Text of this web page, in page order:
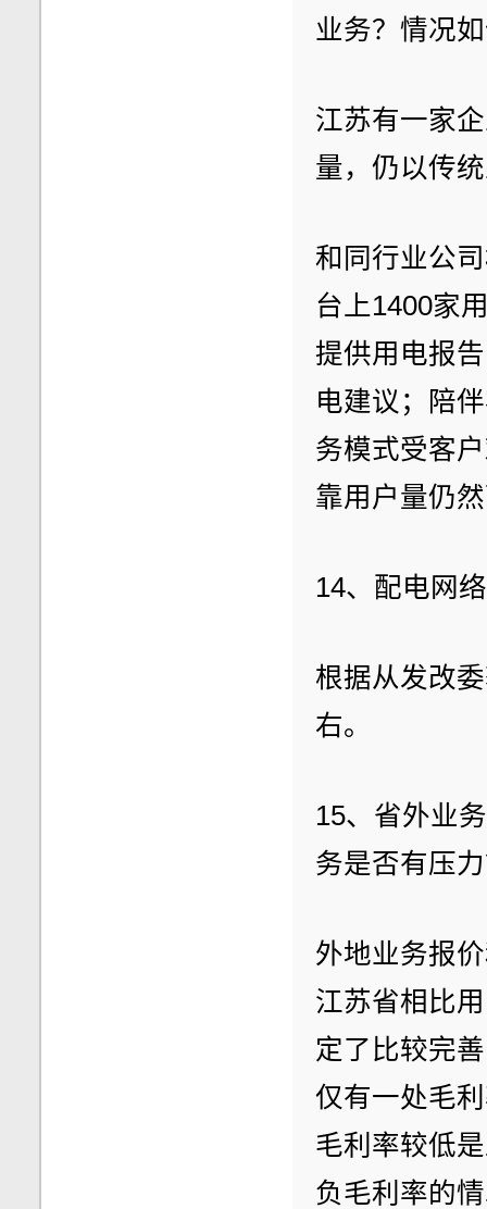
业务？情况
江苏有一家
量，仍以传
和同行业公
台上1400家
提供用电报
电建议；陪
务模式受客
靠用户量仍
14、配电网
根据从发改
右。
15、省外业
务是否有压
外地业务报
江苏省相比
定了比较完
仅有一处毛
毛利率较低
负毛利率的